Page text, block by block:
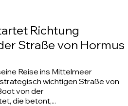
Richtung
Straße von Hormus
Reise ins Mittelmeer
wichtigen Straße von
von der
die betont,...